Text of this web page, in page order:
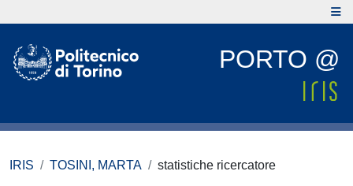
PORTO @
IRIS TOSINI, MARTA statistiche ricercatore